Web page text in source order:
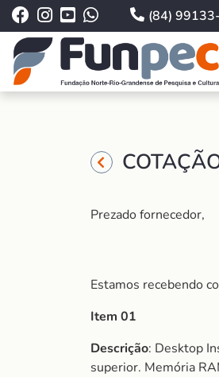
(84)
Prezado fornecedor,
Estamos recebendo
Item 01
Descrição: Desktop
superior. Memória